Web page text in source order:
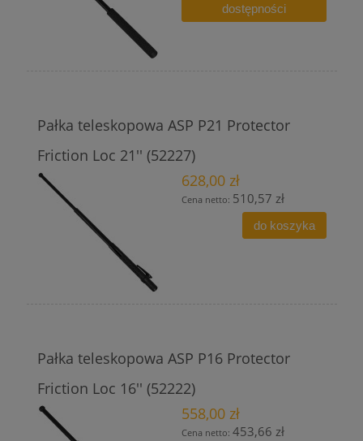
dostępności
Pałka teleskopowa ASP P21 Protector
Friction Loc 21'' (52227)
628,00 zł
Cena netto: 510,57 zł
do koszyka
Pałka teleskopowa ASP P16 Protector
Friction Loc 16'' (52222)
558,00 zł
Cena netto: 453,66 zł